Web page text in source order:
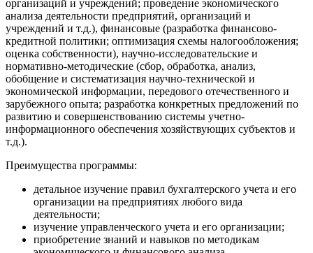
организаций и учреждений; проведение экономического
анализа деятельности предприятий, организаций и
учреждений и т.д.), финансовые (разработка финансово-
кредитной политики; оптимизация схемы налогообложения;
оценка собственности), научно-исследовательские и
нормативно-методические (сбор, обработка, анализ,
обобщение и систематизация научно-технической и
экономической информации, передового отечественного и
зарубежного опыта; разработка конкретных предложений по
развитию и совершенствованию системы учетно-
информационного обеспечения хозяйствующих субъектов и
т.д.).
Преимущества программы:
детальное изучение правил бухгалтерского учета и его
организации на предприятиях любого вида
деятельности;
изучение управленческого учета и его организации;
приобретение знаний и навыков по методикам